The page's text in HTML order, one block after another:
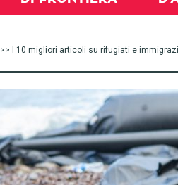
>> I 10 migliori articoli su rifugiati e